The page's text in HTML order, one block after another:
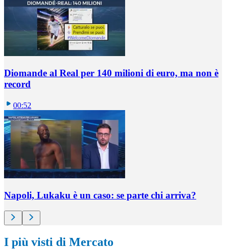
Diomande al Real per 140 milioni di euro, ma non è
record
00:52
Napoli, Lukaku è un caso: se parte chi arriva?
I più visti di Mercato